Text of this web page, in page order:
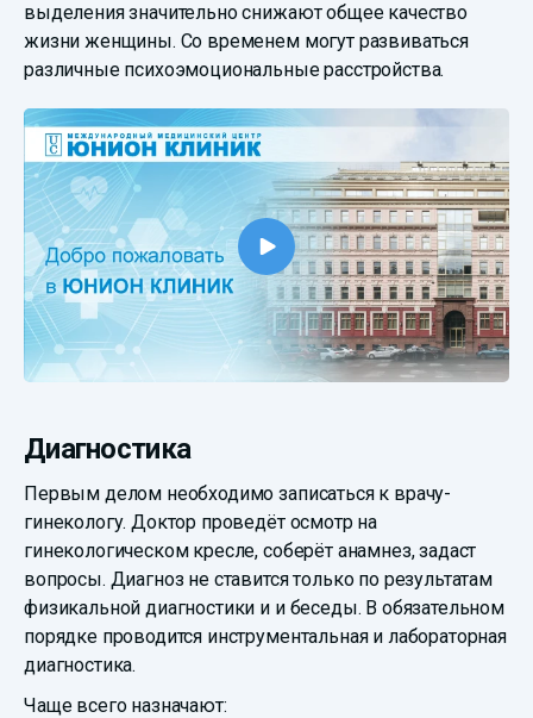
выделения значительно снижают общее качество
жизни женщины. Со временем могут развиваться
различные психоэмоциональные расстройства.
Диагностика
Первым делом необходимо записаться к врачу-
гинекологу. Доктор проведёт осмотр на
гинекологическом кресле, соберёт анамнез, задаст
вопросы. Диагноз не ставится только по результатам
физикальной диагностики и и беседы. В обязательном
порядке проводится инструментальная и лабораторная
диагностика.
Чаще всего назначают: